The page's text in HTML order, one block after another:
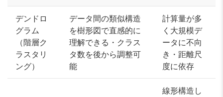
デンドロ
グラム
（階層ク
ラスタリ
ング）
データ間の類似構造
を樹形図で直感的に
理解できる・クラス
タ数を後から調整可
能
計算量が多
く大規模デ
ータに不向
き・距離尺
度に依存
線形構造し